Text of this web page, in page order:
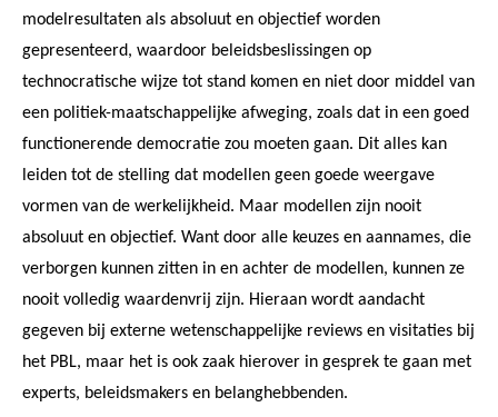
modelresultaten als absoluut en objectief worden
gepresenteerd, waardoor beleidsbeslissingen op
technocratische wijze tot stand komen en niet door middel van
een politiek-maatschappelijke afweging, zoals dat in een goed
functionerende democratie zou moeten gaan. Dit alles kan
leiden tot de stelling dat modellen geen goede weergave
vormen van de werkelijkheid. Maar modellen zijn nooit
absoluut en objectief. Want door alle keuzes en aannames, die
verborgen kunnen zitten in en achter de modellen, kunnen ze
nooit volledig waardenvrij zijn. Hieraan wordt aandacht
gegeven bij externe wetenschappelijke reviews en visitaties bij
het PBL, maar het is ook zaak hierover in gesprek te gaan met
experts, beleidsmakers en belanghebbenden.